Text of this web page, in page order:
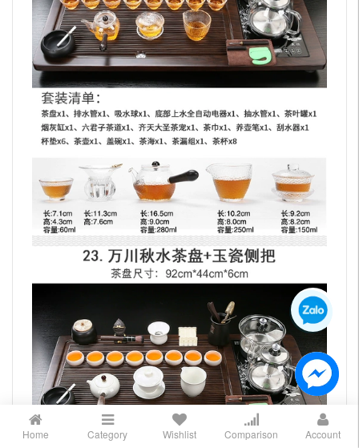
Home Category Wishlist Comparison Account